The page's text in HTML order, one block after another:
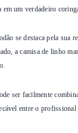
um verdadeiro
se destaca pela sua
a camisa de linho
ser facilmente
entre o profissional